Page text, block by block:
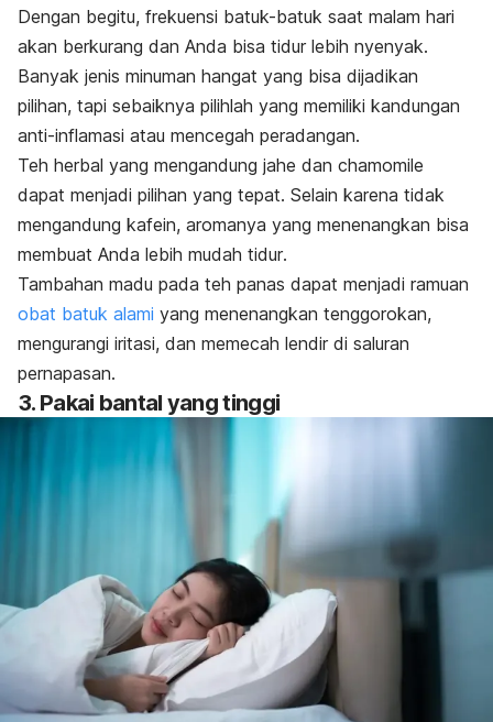
Dengan begitu, frekuensi batuk-batuk saat malam hari
akan berkurang dan Anda bisa tidur lebih nyenyak.
Banyak jenis minuman hangat yang bisa dijadikan
pilihan, tapi sebaiknya pilihlah yang memiliki kandungan
anti-inflamasi atau mencegah peradangan.
Teh herbal yang mengandung jahe dan chamomile
dapat menjadi pilihan yang tepat. Selain karena tidak
mengandung kafein, aromanya yang menenangkan bisa
membuat Anda lebih mudah tidur.
Tambahan madu pada teh panas dapat menjadi ramuan
obat batuk alami yang menenangkan tenggorokan,
mengurangi iritasi, dan memecah lendir di saluran
pernapasan.
3. Pakai bantal yang tinggi